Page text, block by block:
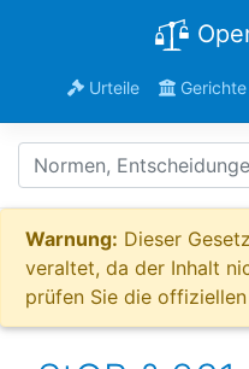
Urteile Gerichte
Warnung: Dieser
veraltet, da der Inhalt
prüfen Sie die offiziellen